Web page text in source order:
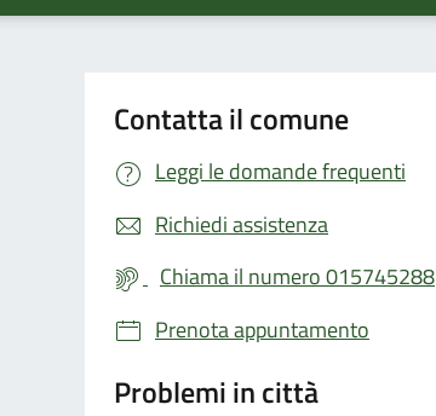
Contatta il comune
Leggi le domande frequenti
Richiedi assistenza
Chiama il numero 015745288
Prenota appuntamento
Problemi in città